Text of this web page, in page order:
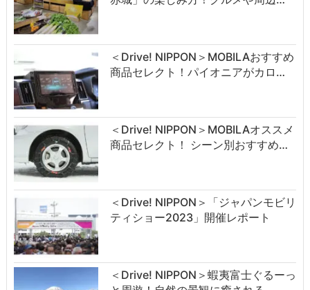
＜Drive! NIPPON＞MOBILAおすすめ
商品セレクト！パイオニアがカロ…
＜Drive! NIPPON＞MOBILAオススメ
商品セレクト！ シーン別おすすめ…
＜Drive! NIPPON＞「ジャパンモビリ
ティショー2023」開催レポート
＜Drive! NIPPON＞蝦夷富士ぐるーっ